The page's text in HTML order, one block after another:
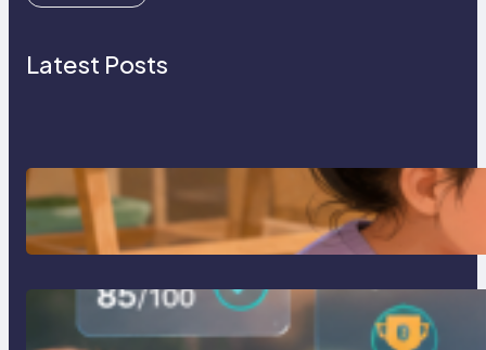
Latest Posts
การสอนเขียนโปรแกรม (Coding)
สำหรับเด็กเล็ก
การสร้างระบบ Online Learning ด้วย